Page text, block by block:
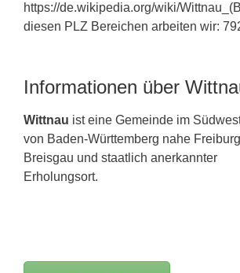
https://de.wikipedia.org/wiki/
diesen PLZ Bereichen arbeiten wir:
Informationen über
Wittnau ist eine Gemeinde im
von Baden-Württemberg nahe
Breisgau und staatlich anerkannter
Erholungsort.